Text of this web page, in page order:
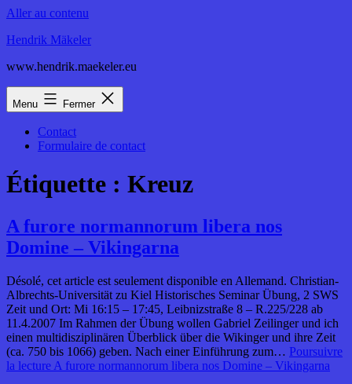
Aller au contenu
Hendrik Mäkeler
www.hendrik.maekeler.eu
Menu Fermer
Contact
Formulaire de contact
Étiquette : Kreuz
A furore normannorum libera nos
Domine – Vikingarna
Désolé, cet article est seulement disponible en Allemand. Christian-
Albrechts-Universität zu Kiel Historisches Seminar Übung, 2 SWS
Zeit und Ort: Mi 16:15 – 17:45, Leibnizstraße 8 – R.225/228 ab
11.4.2007 Im Rahmen der Übung wollen Gabriel Zeilinger und ich
einen multidisziplinären Überblick über die Wikinger und ihre Zeit
(ca. 750 bis 1066) geben. Nach einer Einführung zum… Poursuivre
la lecture A furore normannorum libera nos Domine – Vikingarna